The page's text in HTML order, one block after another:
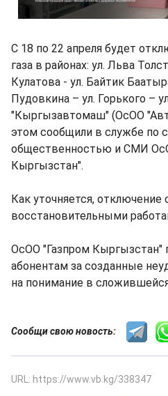
С 18 по 22 апреля будет
газа в районах: ул. Льва
Кулатова - ул. Байтик
Пудовкина – ул. Горького –
"Кыргызавтомаш" (ОсОО
этом сообщили в службе по
общественностью и СМИ
Кыргызстан".
Как уточняется, отключение
восстановительными
ОсОО "Газпром Кыргызстан"
абонентам за созданные
на понимание в
Сообщи свою новость:
URL: https://www.vb.kg/338347